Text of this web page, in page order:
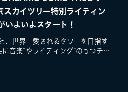
スカイツリー特別ライティン
いよいよスタート！
、世界一愛されるタワーを目指す
音楽”やライティング”のもつチカ